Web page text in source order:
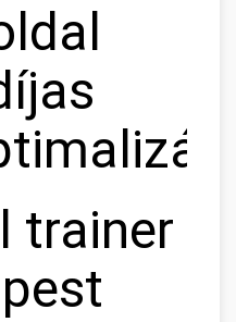
trainer